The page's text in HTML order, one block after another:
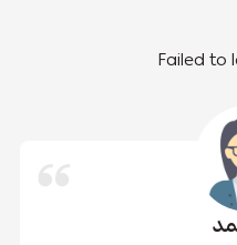
Failed to